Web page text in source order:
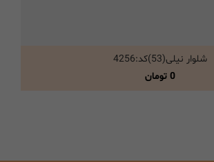
انتخاب گزینه ها
شلوار نیلی(53)کد:4256
0 تومان